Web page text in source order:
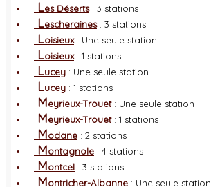
Les Déserts: 3 stations
Lescheraines: 3 stations
Loisieux: Une seule station
Loisieux: 1 stations
Lucey : Une seule station
Lucey : 1 stations
Meyrieux-Trouet: Une seule station
Meyrieux-Trouet: 1 stations
Modane : 2 stations
Montagnole : 4 stations
Montcel : 3 stations
Montricher-Albanne : Une seule station